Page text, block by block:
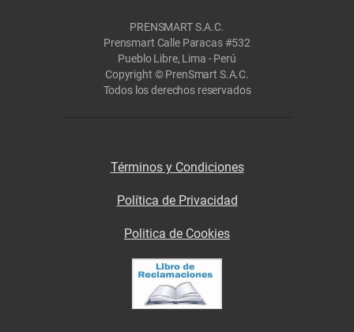
PRENSMART S.A.C.
Prensmart Calle Paracas #532
Pueblo Libre, Lima - Perú
Copyright © PrenSmart S.A.C.
Todos los derechos reservados
Términos y Condiciones
Política de Privacidad
Politica de Cookies